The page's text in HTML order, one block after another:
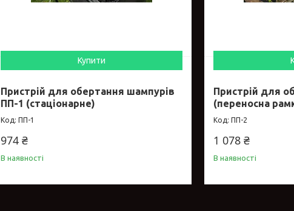
Купити
Пристрій для обертання шампурів
ПП-1 (стаціонарне)
ПП-1
974 ₴
В наявності
Пристрій для
(переносна
ПП-2
1 078 ₴
В наявності